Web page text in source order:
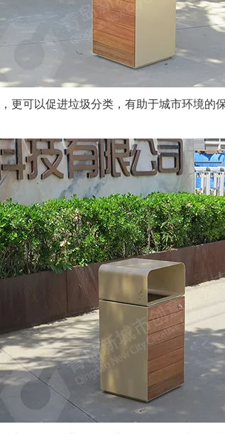
可以促进垃圾分类，有助于城市环境的